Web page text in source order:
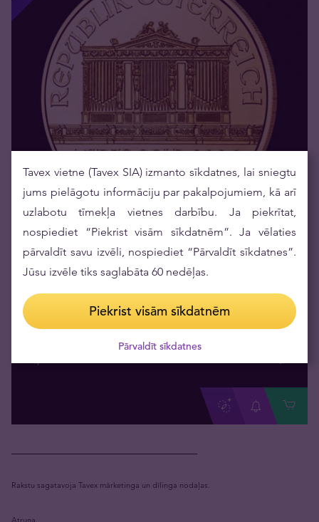
Ir noliktavā
1 unces Austrijas zelta
„Filharmoniks”
3944,89 €
Rakstu sagatavoja Tavex mārketinga un dīlinga nodaļas.
Atruna
Tavex vietne (Tavex SIA) izmanto sīkdatnes, lai sniegtu
jums pielāgotu informāciju par pakalpojumiem, kā arī
uzlabotu tīmekļa vietnes darbību. Ja piekrītat,
nospiediet “Piekrist visām sīkdatnēm”. Ja vēlaties
pārvaldīt savu izvēli, nospiediet “Pārvaldīt sīkdatnes”.
Jūsu izvēle tiks saglabāta 60 nedēļas.
Piekrist visām sīkdatnēm
Pārvaldīt sīkdatnes